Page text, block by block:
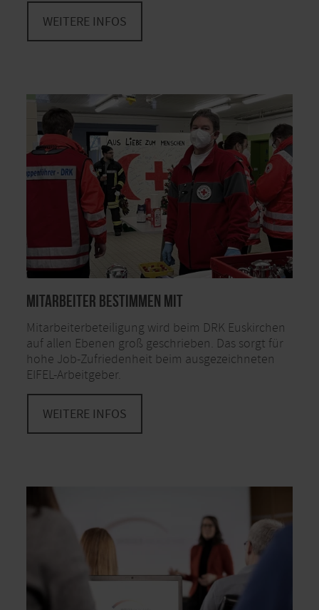
WEITERE INFOS
Mitarbeiter bestimmen mit
Mitarbeiterbeteiligung wird beim DRK Euskirchen
auf allen Ebenen groß geschrieben. Das sorgt für
hohe Job-Zufriedenheit beim ausgezeichneten
EIFEL-Arbeitgeber.
WEITERE INFOS